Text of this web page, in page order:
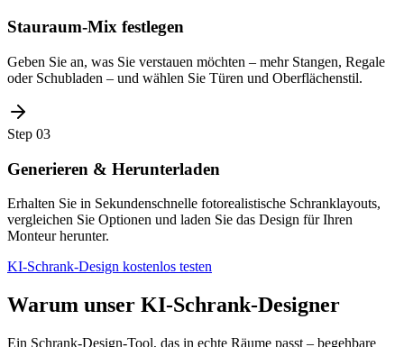
Stauraum-Mix festlegen
Geben Sie an, was Sie verstauen möchten – mehr Stangen, Regale
oder Schubladen – und wählen Sie Türen und Oberflächenstil.
Step 03
Generieren & Herunterladen
Erhalten Sie in Sekundenschnelle fotorealistische Schranklayouts,
vergleichen Sie Optionen und laden Sie das Design für Ihren
Monteur herunter.
KI-Schrank-Design kostenlos testen
Warum unser KI-Schrank-Designer
Ein Schrank-Design-Tool, das in echte Räume passt – begehbare